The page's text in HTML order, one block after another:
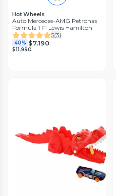
Hot Wheels
Auto Mercedes-AMG Petronas
Formula 1 F1 Lewis Hamilton
5(3)
40% $7.190
$11.990